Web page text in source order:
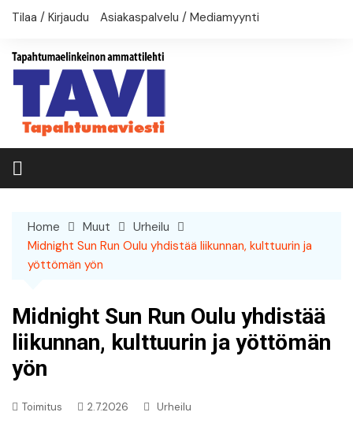
Skip
Tilaa / Kirjaudu Asiakaspalvelu / Mediamyynti
Home Muut
Urheilu
Midnight Sun Run Oulu yhdistää liikunnan, kulttuurin ja
yöttömän yön
Midnight Sun Run Oulu yhdistää
liikunnan, kulttuurin ja yöttömän
yön
Toimitus 2.7.2026 Urheilu